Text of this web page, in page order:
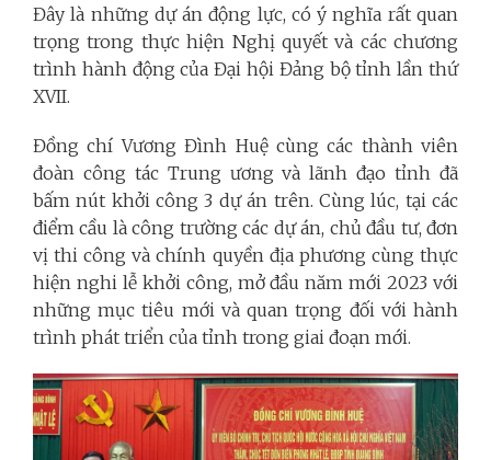
Đây là những dự án động lực, có ý nghĩa rất quan
trọng trong thực hiện Nghị quyết và các chương
trình hành động của Đại hội Đảng bộ tỉnh lần thứ
XVII.
Đồng chí Vương Đình Huệ cùng các thành viên
đoàn công tác Trung ương và lãnh đạo tỉnh đã
bấm nút khởi công 3 dự án trên. Cùng lúc, tại các
điểm cầu là công trường các dự án, chủ đầu tư, đơn
vị thi công và chính quyền địa phương cùng thực
hiện nghi lễ khởi công, mở đầu năm mới 2023 với
những mục tiêu mới và quan trọng đối với hành
trình phát triển của tỉnh trong giai đoạn mới.